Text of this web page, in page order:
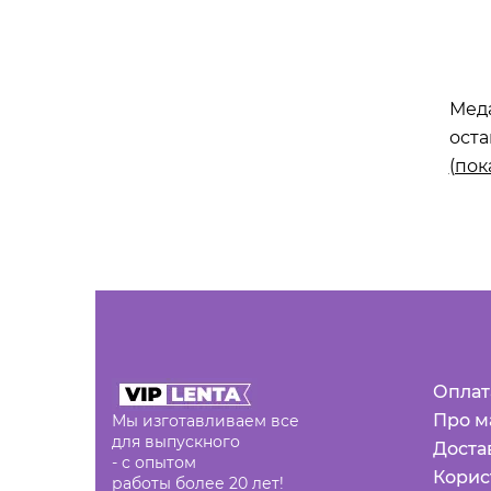
Мы изготавливаем все
для выпускного
- с опытом
работы более 20 лет!
Про